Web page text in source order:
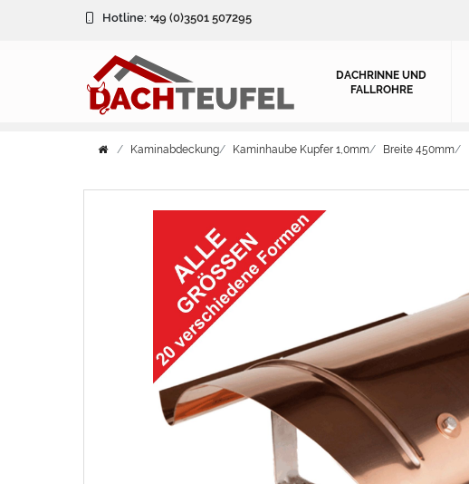
Hotline: +49 (0)3501 507295
DACHRINNE UND
FALLROHRE
Kaminabdeckung Kaminhaube Kupfer 1,0mm Breite 450mm